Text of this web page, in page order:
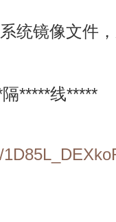
统镜像文件
*****线*****